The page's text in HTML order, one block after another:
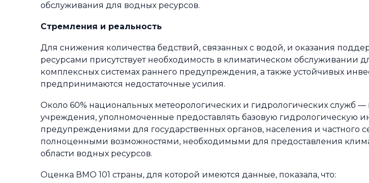
обслуживания для водных ресурсов.
Стремления и реальность
Для снижения количества бедствий, связанных с водой, и оказания
ресурсами присутствует необходимость в климатическом обслуживании
комплексных системах раннего предупреждения, а также устойчивых
предпринимаются недостаточные усилия.
Около 60% национальных метеорологических и гидрологических служб
учреждения, уполномоченные предоставлять базовую гидрологическую
предупреждениями для государственных органов, населения и частного
полноценными возможностями, необходимыми для предоставления
области водных ресурсов.
Оценка ВМО 101 страны, для которой имеются данные, показала, что: